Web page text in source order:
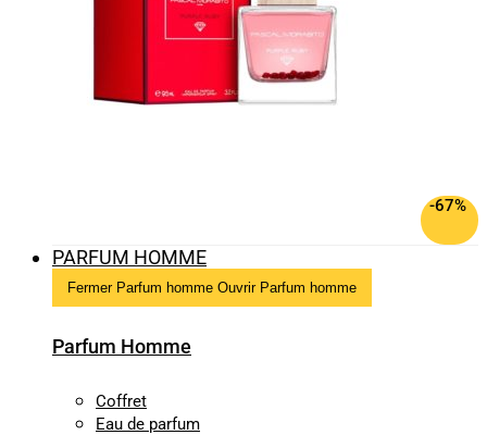
-67%
PARFUM HOMME
Fermer Parfum homme Ouvrir Parfum homme
Parfum Homme
Coffret
Eau de parfum